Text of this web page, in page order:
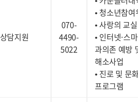
상담지원
070-
4490-
5022
• 청소년참
• 사랑의 교실
• 인터넷⋅스
과의존 예방
해소사업
• 진로 및 문
프로그램